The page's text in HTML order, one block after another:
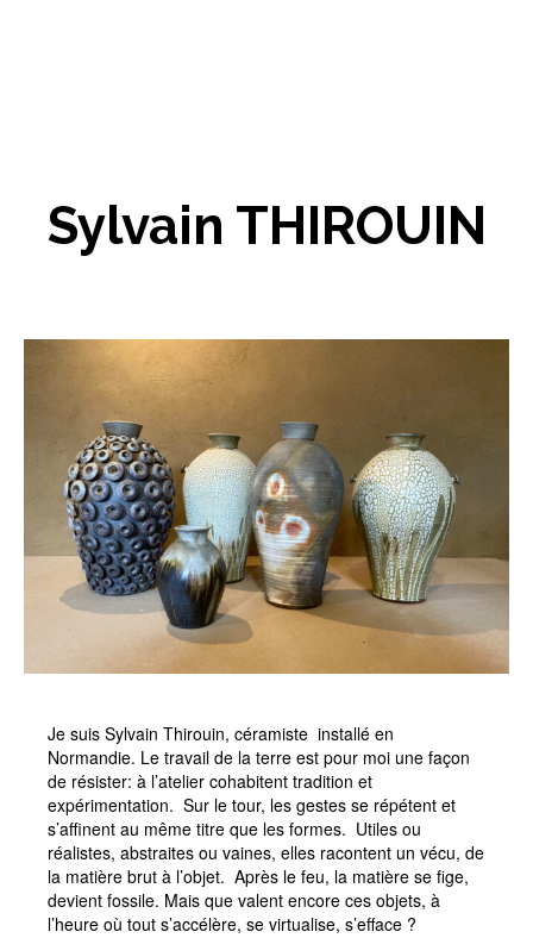
Sylvain THIROUIN
Je suis Sylvain Thirouin, céramiste installé en
Normandie. Le travail de la terre est pour moi une façon
de résister: à l’atelier cohabitent tradition et
expérimentation. Sur le tour, les gestes se répétent et
s’affinent au même titre que les formes. Utiles ou
réalistes, abstraites ou vaines, elles racontent un vécu, de
la matière brut à l’objet. Après le feu, la matière se fige,
devient fossile. Mais que valent encore ces objets, à
l’heure où tout s’accélère, se virtualise, s’efface ?